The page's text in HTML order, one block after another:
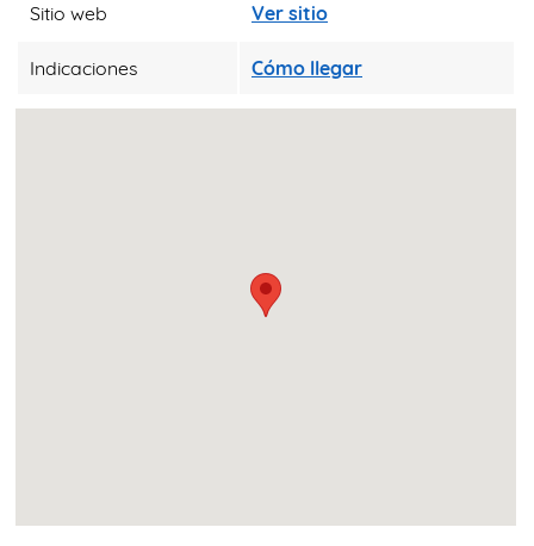
Sitio web Ver sitio
Indicaciones Cómo llegar